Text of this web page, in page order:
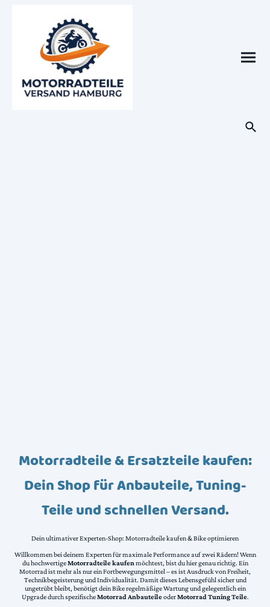
Motorradteile & Ersatzteile kaufen:
Dein Shop für Anbauteile, Tuning-
Teile und schnellen Versand.
Dein ultimativer Experten-Shop: Motorradteile kaufen & Bike optimieren
Willkommen bei deinem Experten für maximale Performance auf zwei Rädern! Wenn
du hochwertigeMotorradteile kaufen möchtest, bist du hier genau richtig. Ein
Motorrad ist mehr als nur ein Fortbewegungsmittel – es ist Ausdruck von Freiheit,
Technikbegeisterung und Individualität. Damit dieses Lebensgefühl sicher und
ungetrübt bleibt, benötigt dein Bike regelmäßige Wartung und gelegentlich ein
Upgrade durch spezifischeMotorrad AnbauteileoderMotorrad Tuning Teile.